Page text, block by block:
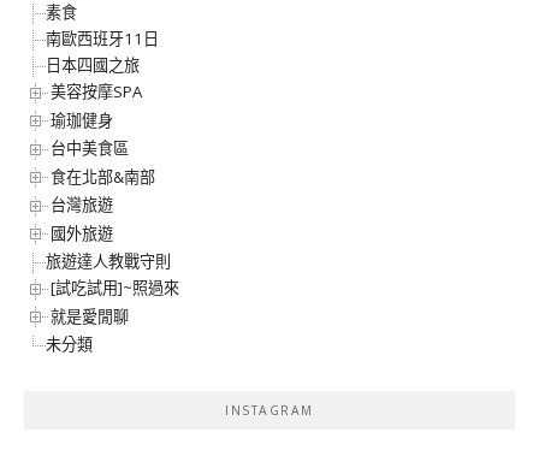
素食
南歐西班牙11日
日本四國之旅
美容按摩SPA
瑜珈健身
台中美食區
食在北部&南部
台灣旅遊
國外旅遊
旅遊達人教戰守則
[試吃試用]~照過來
就是愛閒聊
未分類
INSTAGRAM